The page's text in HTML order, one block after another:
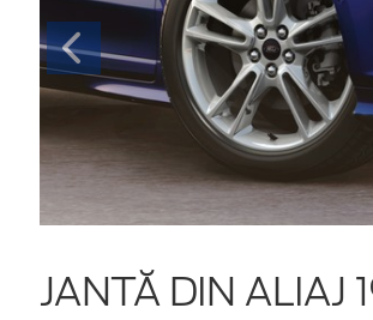
JANTĂ DIN ALIAJ